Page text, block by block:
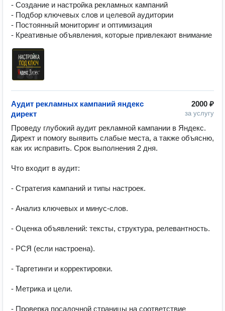
- Создание и настройка рекламных кампаний
- Подбор ключевых слов и целевой аудитории
- Постоянный мониторинг и оптимизация
- Креативные объявления, которые привлекают внимание
2000 ₽
за услугу
Аудит рекламных кампаний яндекс
директ
Проведу глубокий аудит рекламной кампании в Яндекс.
Директ и помогу выявить слабые места, а также объясню,
как их исправить. Срок выполнения 2 дня.
Что входит в аудит:
- Стратегия кампаний и типы настроек.
- Анализ ключевых и минус-слов.
- Оценка объявлений: тексты, структура, релевантность.
- РСЯ (если настроена).
- Таргетинги и корректировки.
- Метрика и цели.
- Проверка посадочной страницы на соответствие